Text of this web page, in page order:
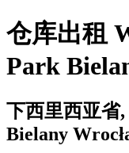
仓库出租
Park
下西里西亚省,
Bielany